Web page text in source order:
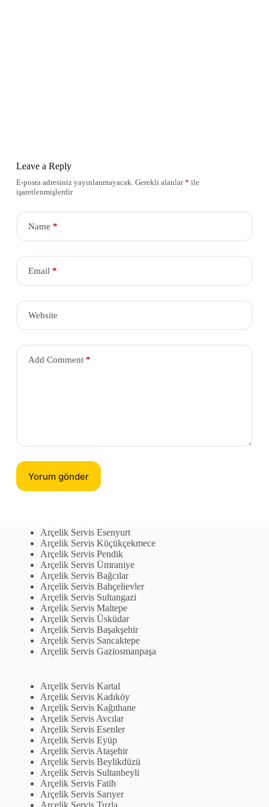
Leave a Reply
E-posta adresiniz yayınlanmayacak. Gerekli alanlar* ile
işaretlenmişlerdir
Name *
Email *
Website
Add Comment*
Yorum gönder
Arçelik Servis Esenyurt
Arçelik Servis Küçükçekmece
Arçelik Servis Pendik
Arçelik Servis Ümraniye
Arçelik Servis Bağcılar
Arçelik Servis Bahçelievler
Arçelik Servis Sultangazi
Arçelik Servis Maltepe
Arçelik Servis Üsküdar
Arçelik Servis Başakşehir
Arçelik Servis Sancaktepe
Arçelik Servis Gaziosmanpaşa
Arçelik Servis Kartal
Arçelik Servis Kadıköy
Arçelik Servis Kağıthane
Arçelik Servis Avcılar
Arçelik Servis Esenler
Arçelik Servis Eyüp
Arçelik Servis Ataşehir
Arçelik Servis Beylikdüzü
Arçelik Servis Sultanbeyli
Arçelik Servis Fatih
Arçelik Servis Sarıyer
Arçelik Servis Tuzla